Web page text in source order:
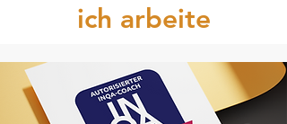
ich arbeite